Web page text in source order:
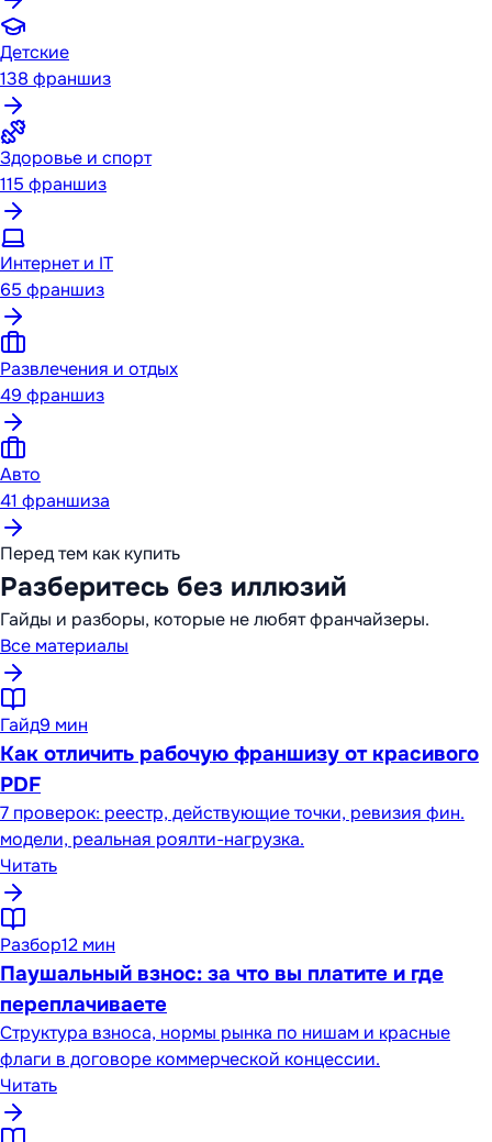
Детские
138 франшиз
Здоровье и спорт
115 франшиз
Интернет и IT
65 франшиз
Развлечения и отдых
49 франшиз
Авто
41 франшиза
Перед тем как купить
Разберитесь без иллюзий
Гайды и разборы, которые не любят франчайзеры.
Все материалы
Гайд9 мин
Как отличить рабочую франшизу от красивого
PDF
7 проверок: реестр, действующие точки, ревизия фин.
модели, реальная роялти-нагрузка.
Читать
Разбор12 мин
Паушальный взнос: за что вы платите и где
переплачиваете
Структура взноса, нормы рынка по нишам и красные
флаги в договоре коммерческой концессии.
Читать